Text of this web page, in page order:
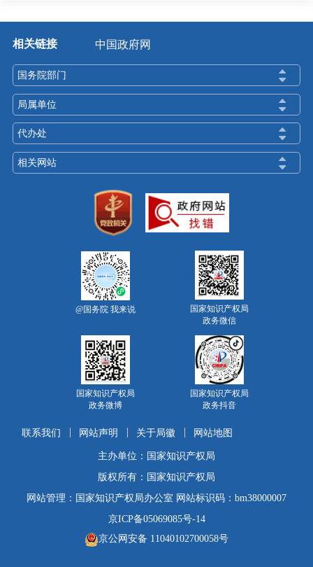
相关链接 中国政府网
国务院部门
局属单位
代办处
相关网站
@国务院 我来说
国家知识产权局
政务微信
国家知识产权局
政务微博
国家知识产权局
政务抖音
联系我们 网站声明 关于局徽 网站地图
主办单位：国家知识产权局
版权所有：国家知识产权局
网站管理：国家知识产权局办公室 网站标识码：bm38000007
京ICP备05069085号-14
京公网安备 11040102700058号